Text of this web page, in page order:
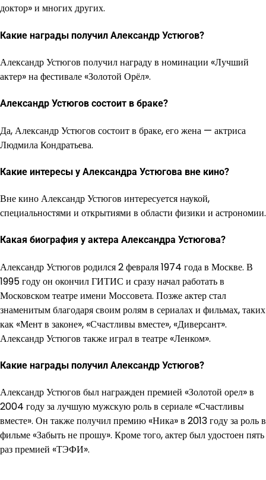
доктор» и многих других.
Какие награды получил Александр Устюгов?
Александр Устюгов получил награду в номинации «Лучший
актер» на фестивале «Золотой Орёл».
Александр Устюгов состоит в браке?
Да, Александр Устюгов состоит в браке, его жена — актриса
Людмила Кондратьева.
Какие интересы у Александра Устюгова вне кино?
Вне кино Александр Устюгов интересуется наукой,
специальностями и открытиями в области физики и астрономии.
Какая биография у актера Александра Устюгова?
Александр Устюгов родился 2 февраля 1974 года в Москве. В
1995 году он окончил ГИТИС и сразу начал работать в
Московском театре имени Моссовета. Позже актер стал
знаменитым благодаря своим ролям в сериалах и фильмах, таких
как «Мент в законе», «Счастливы вместе», «Диверсант».
Александр Устюгов также играл в театре «Ленком».
Какие награды получил Александр Устюгов?
Александр Устюгов был награжден премией «Золотой орел» в
2004 году за лучшую мужскую роль в сериале «Счастливы
вместе». Он также получил премию «Ника» в 2013 году за роль в
фильме «Забыть не прошу». Кроме того, актер был удостоен пять
раз премией «ТЭФИ».